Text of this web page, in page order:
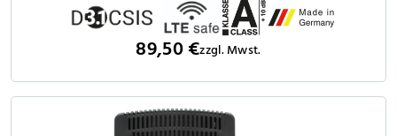
89,50 €zzgl. Mwst.